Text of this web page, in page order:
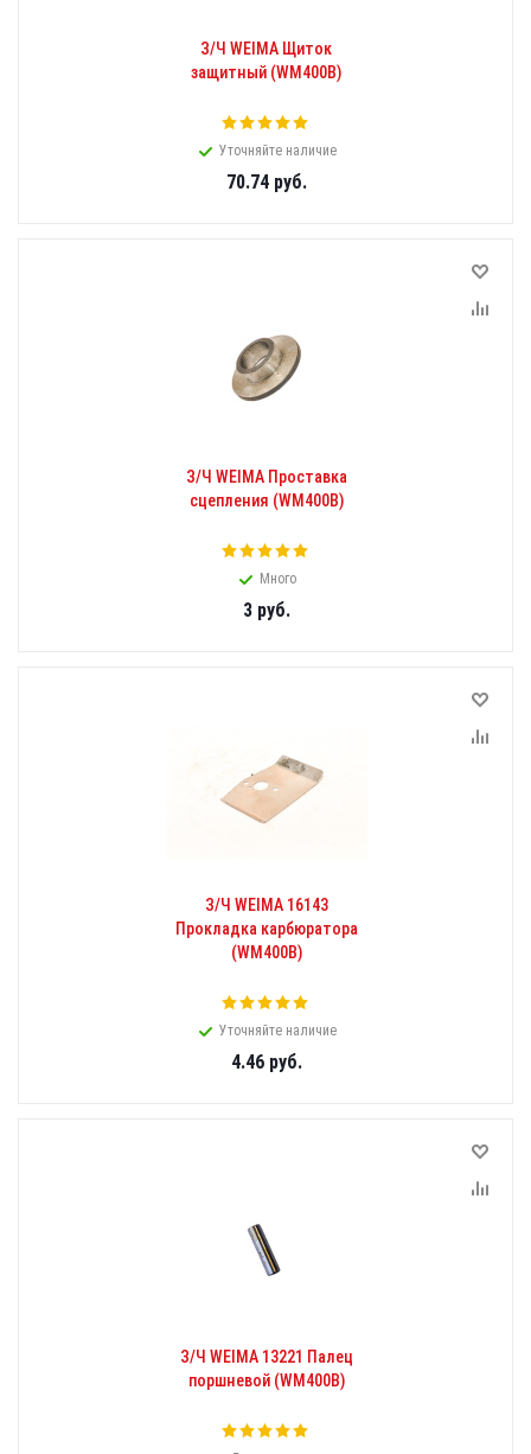
З/Ч WEIMA Щиток
защитный (WM400B)
Уточняйте наличие
70.74руб.
З/Ч WEIMA Проставка
сцепления (WM400B)
Много
3руб.
З/Ч WEIMA 16143
Прокладка карбюратора
(WM400B)
Уточняйте наличие
4.46руб.
З/Ч WEIMA 13221 Палец
поршневой (WM400B)